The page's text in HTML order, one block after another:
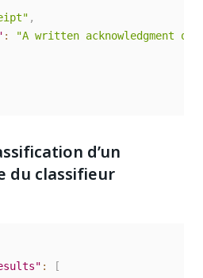
,
:
"A written acknowledgment
d’un
du classifieur
:
[